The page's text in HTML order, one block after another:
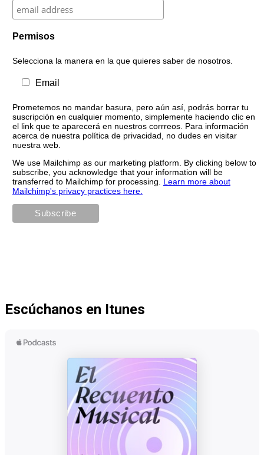
Permisos
Selecciona la manera en la que quieres saber de nosotros.
Email
Prometemos no mandar basura, pero aún así, podrás borrar tu
suscripción en cualquier momento, simplemente haciendo clic en
el link que te aparecerá en nuestros corrreos. Para información
acerca de nuestra política de privacidad, no dudes en visitar
nuestra web.
We use Mailchimp as our marketing platform. By clicking below to
subscribe, you acknowledge that your information will be
transferred to Mailchimp for processing. Learn more about
Mailchimp's privacy practices here.
Escúchanos en Itunes